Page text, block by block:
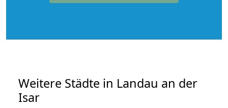
Weitere Städte in Landau an der
Isar